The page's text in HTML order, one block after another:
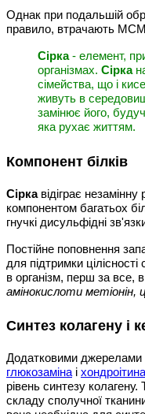
Однак при подальшій
правило, втрачають
Сірка- елемент,
організмах. Сірка
сімейства, що і
живуть в
замінює його,
яка рухає життям.
Компонент білків
Сіркавідіграє
компонентом багатьох
гнучкі дисульфідні
Постійне поповнення
для підтримки
в організм, перш за все, в
амінокислоти метіонін,
Синтез колагену і
Додатковими
глюкозаміна і хондроітина
рівень синтезу
складу сполучної